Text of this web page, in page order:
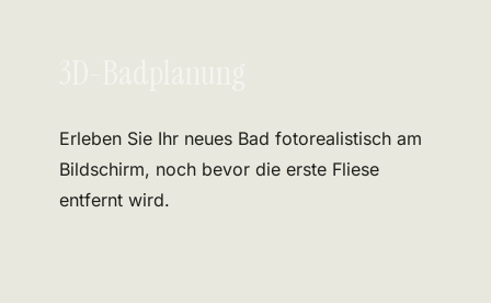
Erleben Sie Ihr neues Bad fotorealistisch am
Bildschirm, noch bevor die erste Fliese
entfernt wird.